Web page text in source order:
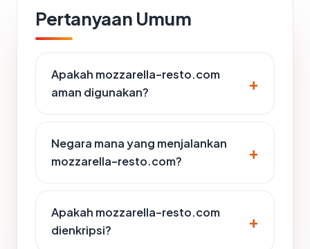
Pertanyaan Umum
Apakah mozzarella-resto.com
aman digunakan?
Negara mana yang menjalankan
mozzarella-resto.com?
Apakah mozzarella-resto.com
dienkripsi?